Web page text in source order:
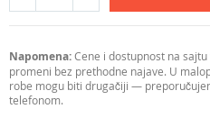
Napomena:Cene i dostupnost na
promeni bez prethodne najave. U
robe mogu biti drugačiji —
telefonom.